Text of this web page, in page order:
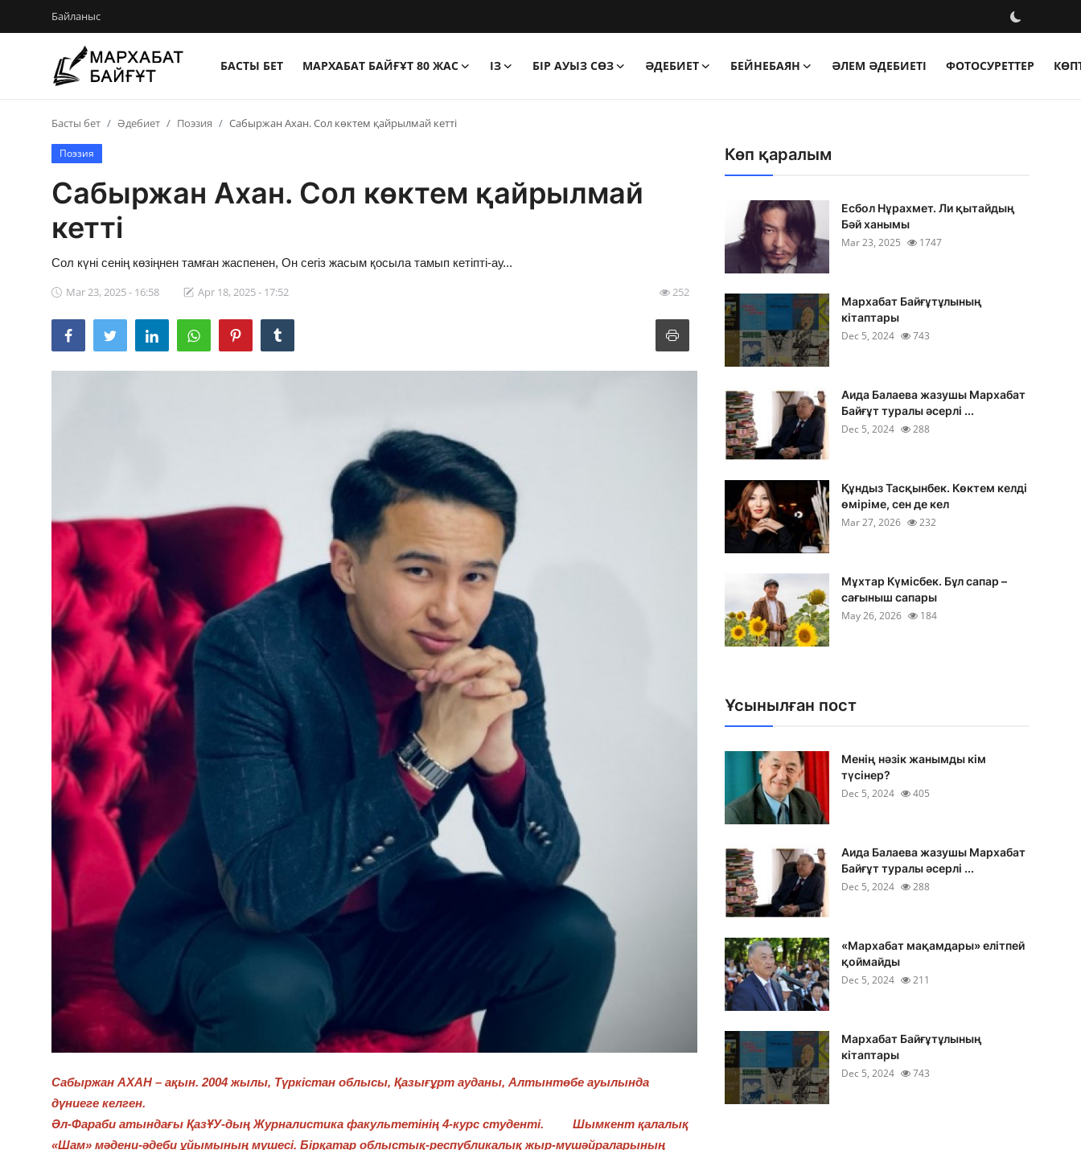
Байланыс
БАСТЫ БЕТ МАРХАБАТ БАЙҒҰТ 80 ЖАС ІЗ БІР АУЫЗ СӨЗ ӘДЕБИЕТ БЕЙНЕБАЯН ӘЛЕМ ӘДЕБИЕТІ ФОТОСУРЕТТЕР
Бір ауыз сөз
Әлем әдебиеті
Басты бет Әдебиет Поэзия Сабыржан Ахан. Сол көктем қайрылмай кетті
Поэзия
Сабыржан Ахан. Сол көктем қайрылмай
кетті
Сол күні сенің көзіңнен тамған жаспенен, Он сегіз жасым қосыла тамып кетіпті-ау...
Mar 23, 2025 - 16:58 Apr 18, 2025 - 17:52 252
Сабыржан АХАН – ақын. 2004 жылы, Түркістан облысы, Қазығұрт ауданы, Алтынтөбе ауылында
дүниеге келген.
Әл-Фараби атындағы ҚазҰУ-дың Журналистика факультетінің 4-курс студенті. Шымкент қалалық
«Шам» мәдени-әдеби ұйымының мүшесі. Бірқатар облыстық-республикалық жыр-мүшәйраларының
Көп қаралым
Есбол Нұрахмет. Ли қытайдың
Бәй ханымы
Mar 23, 2025
1747
Мархабат Байғұтұлының
кітаптары
Dec 5, 2024
743
Аида Балаева жазушы Мархабат
Байғұт туралы әсерлі ...
Dec 5, 2024
288
Құндыз Тасқынбек. Көктем келді
өміріме, сен де кел
Mar 27, 2026
232
Мұхтар Күмісбек. Бұл сапар –
сағыныш сапары
May 26, 2026
184
Ұсынылған пост
Менің нәзік жанымды кім
түсінер?
Dec 5, 2024
405
Аида Балаева жазушы Мархабат
Байғұт туралы әсерлі ...
Dec 5, 2024
288
«Мархабат мақамдары» елітпей
қоймайды
Dec 5, 2024
211
Мархабат Байғұтұлының
кітаптары
Dec 5, 2024
743